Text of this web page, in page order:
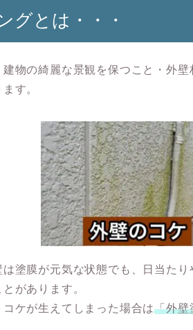
グとは・・・
物の綺麗な景観を保つこと・外
す。
は塗膜が元気な状態でも、日当た
があります。
ケが生えてしまった場合は「外壁